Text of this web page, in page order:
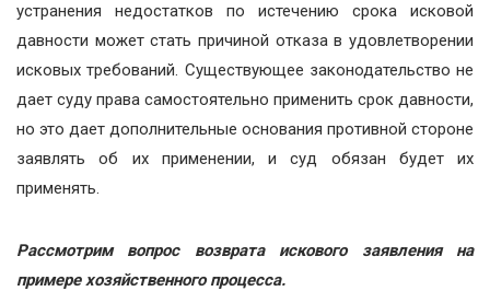
устранения недостатков по истечению срока исковой
давности может стать причиной отказа в удовлетворении
исковых требований. Существующее законодательство не
дает суду права самостоятельно применить срок давности,
но это дает дополнительные основания противной стороне
заявлять об их применении, и суд обязан будет их
применять.
Рассмотрим вопрос возврата искового заявления на
примере хозяйственного процесса.